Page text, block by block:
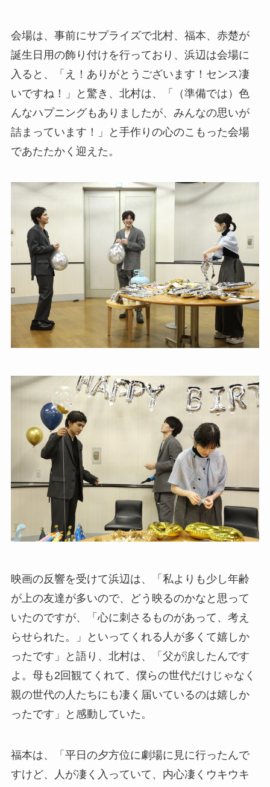
会場は、事前にサプライズで北村、福本、赤楚が
誕生日用の飾り付けを行っており、浜辺は会場に
入ると、「え！ありがとうございます！センス凄
いですね！」と驚き、北村は、「（準備では）色
んなハプニングもありましたが、みんなの思いが
詰まっています！」と手作りの心のこもった会場
であたたかく迎えた。
映画の反響を受けて浜辺は、「私よりも少し年齢
が上の友達が多いので、どう映るのかなと思って
いたのですが、「心に刺さるものがあって、考え
らせられた。」といってくれる人が多くて嬉しか
ったです」と語り、北村は、「父が涙したんです
よ。母も2回観てくれて、僕らの世代だけじゃなく
親の世代の人たちにも凄く届いているのは嬉しか
ったです」と感動していた。
福本は、「平日の夕方位に劇場に見に行ったんで
すけど、人が凄く入っていて、内心凄くウキウキ